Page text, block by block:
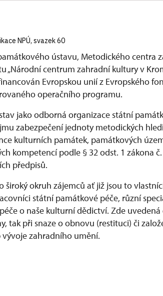
NPÚ, svazek 60
ústavu, Metodického centra
„Národní centrum zahradní kultury v
Evropskou unií z Evropského
operačního programu.
jako odborná organizace státní
zabezpečení jednoty metodických
kulturních památek, památkových
kompetencí podle § 32 odst. 1 zákona
předpisů.
široký okruh zájemců ať již jsou to
státní památkové péče, různí
o naše kulturní dědictví. Zde
tak při snaze o obnovu (restituci) či
zahradního umění.